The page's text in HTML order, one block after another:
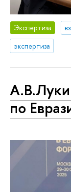
Экспертиза
экспертиза
по